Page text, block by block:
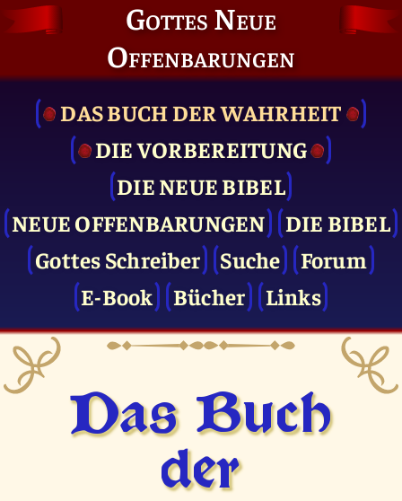
Gottes Neue
Offenbarungen
DAS BUCH DER WAHRHEIT
DIE VOR­BEREITUNG
DIE NEUE BIBEL
NEUE OFFENBARUNGEN
DIE BIBEL
Gottes Schreiber
Suche
Forum
E-Book
Bücher Links
Das Buch
der